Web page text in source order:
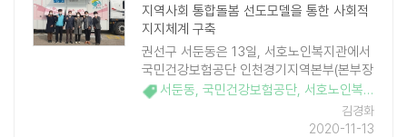
지역사회 통합돌봄 선도모델을 통한 사회적
지지체계 구축
권선구 서둔동은 13일, 서호노인복지관에서
국민건강보험공단 인천경기지역본부(본부장
서명철), 서호노인복지관(관장 신현자) 등과
'작은 노인안심마을'사업추진을 통해 홀몸오
니 22명에게 이불빨래 세탁봉사와 도배·장 ..
서둔동, 국민건강보험공단, 서호노인복지관
김경화
2020-11-13